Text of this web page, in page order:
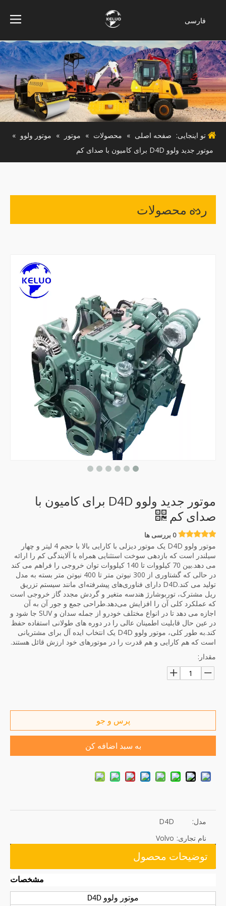
فارسی
indonesia
Türk dili
ไทย
Italiano
Deutsch
Português
Español
Pусский
تو اینجایی: صفحه اصلی » محصولات » موتور » موتور ولوو »
موتور جدید ولوو D4D برای کامیون با صدای کم
رده محصولات
موتور جدید ولوو D4D برای کامیون با
صدای کم
0 بررسی ها
موتور ولوو D4D یک موتور دیزلی با کارایی بالا با حجم 4 لیتر و چهار
سیلندر است که بازدهی سوخت استثنایی همراه با آلایندگی کم را ارائه
می دهد.بین 70 کیلووات تا 140 کیلووات توان خروجی را فراهم می کند
در حالی که گشتاوری از 300 نیوتن متر تا 400 نیوتن متر بسته به مدل
تولید می کند.D4D دارای فناوری‌های پیشرفته‌ای مانند سیستم تزریق
ریل مشترک، توربوشارژ هندسه متغیر و گردش مجدد گاز خروجی است
که عملکرد کلی آن را افزایش می‌دهد.طراحی جمع و جور آن به آن
اجازه می دهد تا در انواع مختلف خودرو از جمله سدان و SUV جا شود و
در عین حال قابلیت اطمینان عالی را در دوره های طولانی استفاده حفظ
کند.به طور کلی، موتور ولوو D4D یک انتخاب ایده آل برای مشتریانی
است که هم کارایی و هم قدرت را در موتورهای خود ارزش قائل هستند.
مقدار:
پرس و جو
به سبد اضافه کن
مدل:
D4D
نام تجاری: Volvo
توضیحات محصول
مشخصات
موتور ولوو D4D